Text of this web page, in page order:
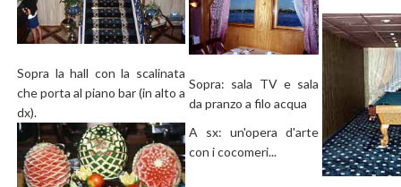
Sopra la hall con la scalinata
che porta al piano bar (in alto a
dx).
Sopra: sala TV e sala
da pranzo a filo acqua
A sx: un'opera d'arte
con i cocomeri...